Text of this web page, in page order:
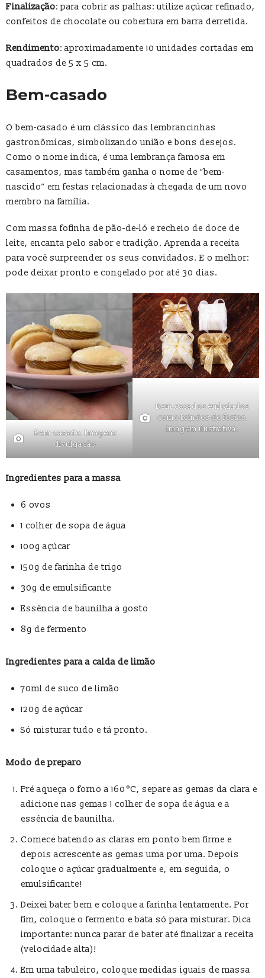
Finalização: para cobrir as palhas: utilize açúcar refinado,
confeitos de chocolate ou cobertura em barra derretida.
Rendimento: aproximadamente 10 unidades cortadas em
quadrados de 5 x 5 cm.
Bem-casado
O bem-casado é um clássico das lembrancinhas
gastronômicas, simbolizando união e bons desejos.
Como o nome indica, é uma lembrança famosa em
casamentos, mas também ganha o nome de “bem-
nascido” em festas relacionadas à chegada de um novo
membro na família.
Com massa fofinha de pão-de-ló e recheio de doce de
leite, encanta pelo sabor e tradição. Aprenda a receita
para você surpreender os seus convidados. E o melhor:
pode deixar pronto e congelado por até 30 dias.
Bem-casado. Imagem:
divulgação.
Bem-casados embalados
como brindes de festas.
Imagem ilustrativa.
Ingredientes para a massa
6 ovos
1 colher de sopa de água
100g açúcar
150g de farinha de trigo
30g de emulsificante
Essência de baunilha a gosto
8g de fermento
Ingredientes para a calda de limão
70ml de suco de limão
120g de açúcar
Só misturar tudo e tá pronto.
Modo de preparo
Pré aqueça o forno a 160 °C, separe as gemas da clara e
adicione nas gemas 1 colher de sopa de água e a
essência de baunilha.
Comece batendo as claras em ponto bem firme e
depois acrescente as gemas uma por uma. Depois
coloque o açúcar gradualmente e, em seguida, o
emulsificante!
Deixei bater bem e coloque a farinha lentamente. Por
fim, coloque o fermento e bata só para misturar. Dica
importante: nunca parar de bater até finalizar a receita
(velocidade alta)!
Em uma tabuleiro, coloque medidas iguais de massa